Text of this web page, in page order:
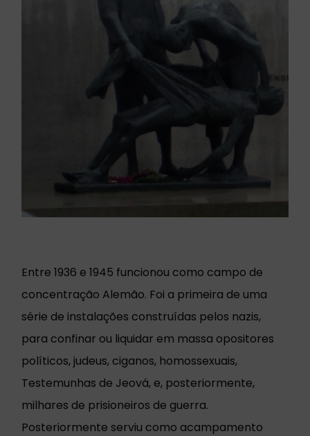
Entre 1936 e 1945 funcionou como campo de
concentração Alemão. Foi a primeira de uma
série de instalações construídas pelos nazis,
para confinar ou liquidar em massa opositores
políticos, judeus, ciganos, homossexuais,
Testemunhas de Jeová, e, posteriormente,
milhares de prisioneiros de guerra.
Posteriormente serviu como acampamento